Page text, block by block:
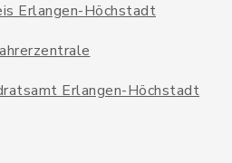
Erlangen-Höchstadt
Erlangen-Höchstadt